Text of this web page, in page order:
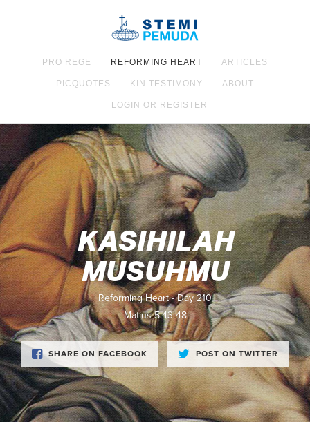
PRO REGE REFORMING HEART ARTICLES
PICQUOTES KIN TESTIMONY ABOUT
LOGIN OR REGISTER
KASIHILAH
MUSUHMU
Reforming Heart - Day 210
Matius 5:43-48
SHARE ON FACEBOOK POST ON TWITTER